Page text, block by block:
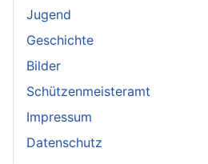
Jugend
Geschichte
Bilder
Schützenmeisteramt
Impressum
Datenschutz